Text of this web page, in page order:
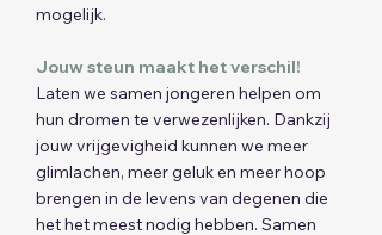
mogelijk.
Jouw steun maakt het verschil!
Laten we samen jongeren helpen om
hun dromen te verwezenlijken. Dankzij
jouw vrijgevigheid kunnen we meer
glimlachen, meer geluk en meer hoop
brengen in de levens van degenen die
het het meest nodig hebben. Samen